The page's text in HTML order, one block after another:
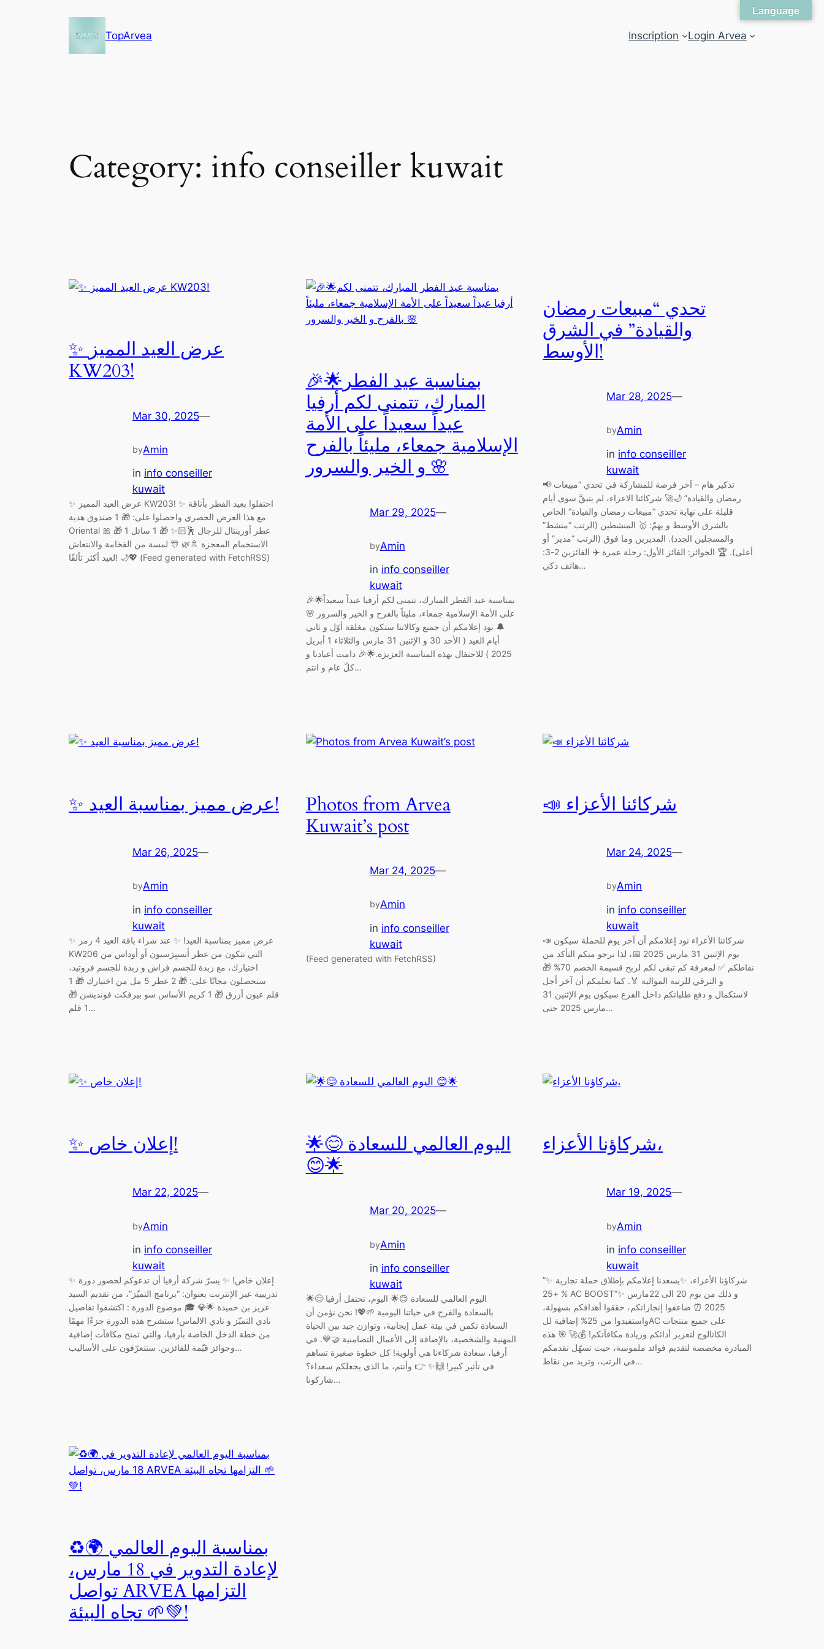
TopArvea Inscription Login Arvea
Category: info conseiller kuwait
✨ عرض العيد المميز
KW203!
Mar 30, 2025—
byAmin
in info conseiller
kuwait
✨ عرض العيد المميز KW203! ✨ احتفلوا بعيد الفطر بأناقة
مع هذا العرض الحصري واحصلوا على: 🎁 1 صندوق هدية
Oriental 🎀 🎁 1 عطر أورينتال للرجال 🕺🏻✨ 🎁 1 سائل
الاستحمام المعجزة 🚿🌿 🎊 لمسة من الفخامة والانتعاش
لعيد أكثر تألقًا! 🌙💖 (Feed generated with FetchRSS)
🎉🌟بمناسبة عيد الفطر
المبارك، تتمنى لكم أرفيا
عيداً سعيداً على الأمة
الإسلامية جمعاء، مليئاً بالفرح
و الخير والسرور 🌸
Mar 29, 2025—
byAmin
in info conseiller
kuwait
🎉🌟بمناسبة عيد الفطر المبارك، تتمنى لكم أرفيا عيداً سعيداً
على الأمة الإسلامية جمعاء، مليئاً بالفرح و الخير والسرور 🌸
🔔 نود إعلامكم أن جميع وكالاتنا ستكون مغلقة أوّل و ثاني
أيام العيد ( الأحد 30 و الإثنين 31 مارس والثلاثاء 1 أبريل
2025 ) للاحتفال بهذه المناسبة العزيزة.🌟🎉 دامت أعيادنا و
كلّ عام و انتم…
تحدي “مبيعات رمضان
والقيادة” في الشرق
الأوسط!
Mar 28, 2025—
byAmin
in info conseiller
kuwait
📢 تذكير هام – آخر فرصة للمشاركة في تحدي “مبيعات
رمضان والقيادة” 🌙🚀 شركائنا الاعزاء، لم يتبقَّ سوى أيام
قليلة على نهاية تحدي “مبيعات رمضان والقيادة” الخاص
بالشرق الأوسط و يهمّ: 🥇 المنشطين (الرتب “منشط”
والمسجلين الجدد). المديرين وما فوق (الرتب “مدير” أو
أعلى). 🏆 الجوائز: الفائز الأول: رحلة عمرة ✈️ الفائزين 2-3:
هاتف ذكي…
✨ عرض مميز بمناسبة العيد!
Mar 26, 2025—
byAmin
in info conseiller
kuwait
✨ عرض مميز بمناسبة العيد! ✨ عند شراء باقة العيد 4 رمز
KW206 التي تتكون من عطر أنسبِرَسيون أو أوداس من
اختيارك، مع زبدة للجسم فراش و زبدة للجسم فروتيد،
ستحصلون مجانًا على: 🎁 2 عطر 5 مل من اختيارك 🎁 1
قلم عيون أزرق 🎁 1 كريم الأساس سو بيرفكت فونديشن 🎁
1 قلم…
Photos from Arvea
Kuwait’s post
Mar 24, 2025—
byAmin
in info conseiller
kuwait
(Feed generated with FetchRSS)
📣 شركائنا الأعزاء
Mar 24, 2025—
byAmin
in info conseiller
kuwait
📣 شركائنا الأعزاء نود إعلامكم أن آخر يوم للحملة سيكون
يوم الإثنين 31 مارس 2025 📅، لذا نرجو منكم التأكد من
نقاطكم ✅ لمعرفة كم تبقى لكم لربح قسيمة الخصم 70% 🎁
و الترقي للرتبة الموالية 🏅. كما نعلمكم أن آخر أجل
لاستكمال و دفع طلباتكم داخل الفرع سيكون يوم الإثنين 31
مارس 2025 حتى…
✨ إعلان خاص!
Mar 22, 2025—
byAmin
in info conseiller
kuwait
✨ إعلان خاص! ✨ يسرّ شركة أرفيا أن تدعوكم لحضور دورة
تدريبية عبر الإنترنت بعنوان: “برنامج التميّز”، من تقديم السيد
عزيز بن حميدة 🌟💎 🎓 موضوع الدورة : اكتشفوا تفاصيل
نادي التميّز و نادي الالماس! ستشرح هذه الدورة جزءًا مهمًا
من خطة الدخل الخاصة بأرفيا، والتي تمنح مكافآت إضافية
وجوائز قيّمة للفائزين. ستتعرّفون على الأساليب…
🌟😊 اليوم العالمي للسعادة
😊🌟
Mar 20, 2025—
byAmin
in info conseiller
kuwait
🌟😊 اليوم العالمي للسعادة 😊🌟 اليوم، تحتفل أرفيا
بالسعادة والفرح في حياتنا اليومية 🌱💖! نحن نؤمن أن
السعادة تكمن في بيئة عمل إيجابية، وتوازن جيد بين الحياة
المهنية والشخصية، بالإضافة إلى الأعمال التضامنية 🤝💙. في
أرفيا، سعادة شركاءنا هي أولوية! كل خطوة صغيرة تساهم
في تأثير كبير! 🙌✨ 👉 وأنتم، ما الذي يجعلكم سعداء؟
شاركونا…
شركاؤنا الأعزاء،
Mar 19, 2025—
byAmin
in info conseiller
kuwait
شركاؤنا الأعزاء، ✨يسعدنا إعلامكم بإطلاق حملة تجارية ✨”
+25 % AC BOOST”✨ و ذلك من يوم 20 الى 22مارس
2025 ⏰ ضاعفوا إنجازاتكم، حققوا أهدافكم بسهولة،
واستفيدوا من 25% إضافية للAC على جميع منتجات
الكاتالوج لتعزيز أدائكم وزيادة مكافآتكم! 💰🚀 🎯 هذه
المبادرة مخصصة لتقديم فوائد ملموسة، حيث تسهّل تقدمكم
في الرتب، وتزيد من نقاط…
♻️🌍 بمناسبة اليوم العالمي
لإعادة التدوير في 18 مارس،
تواصل ARVEA التزامها
تجاه البيئة 🌱💚!
Language